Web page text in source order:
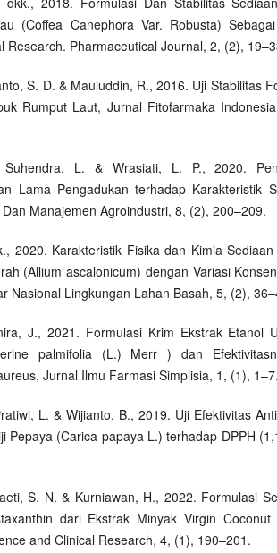
(Coffea Canephora Var. Robusta)
Research. Pharmaceutical Journal, 2, (2),
S. D. & Mauluddin, R., 2016. Uji Stabilitas
Rumput Laut, Jurnal Fitofarmaka
L. & Wrasiati, L. P., 2020.
Lama Pengadukan terhadap Karakteristik
Manajemen Agroindustri, 8, (2), 200–209.
2020. Karakteristik Fisika dan Kimia
(Allium ascalonicum) dengan Variasi
Nasional Lingkungan Lahan Basah, 5, (2),
J., 2021. Formulasi Krim Ekstrak Etanol
palmifolia (L.) Merr ) dan
Jurnal Ilmu Farmasi Simplisia, 1, (1), 1–7.
L. & Wijianto, B., 2019. Uji Efektivitas
Pepaya (Carica papaya L.) terhadap DPPH
S. N. & Kurniawan, H., 2022. Formulasi
dari Ekstrak Minyak Virgin Coconut
and Clinical Research, 4, (1), 190–201.